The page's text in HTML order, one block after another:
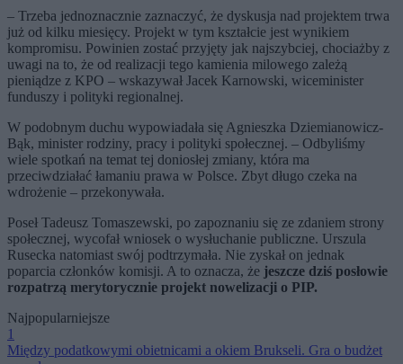
– Trzeba jednoznacznie zaznaczyć, że dyskusja nad projektem trwa
już od kilku miesięcy. Projekt w tym kształcie jest wynikiem
kompromisu. Powinien zostać przyjęty jak najszybciej, chociażby z
uwagi na to, że od realizacji tego kamienia milowego zależą
pieniądze z KPO – wskazywał Jacek Karnowski, wiceminister
funduszy i polityki regionalnej.
W podobnym duchu wypowiadała się Agnieszka Dziemianowicz-
Bąk, minister rodziny, pracy i polityki społecznej. – Odbyliśmy
wiele spotkań na temat tej doniosłej zmiany, która ma
przeciwdziałać łamaniu prawa w Polsce. Zbyt długo czeka na
wdrożenie – przekonywała.
Poseł Tadeusz Tomaszewski, po zapoznaniu się ze zdaniem strony
społecznej, wycofał wniosek o wysłuchanie publiczne. Urszula
Rusecka natomiast swój podtrzymała. Nie zyskał on jednak
poparcia członków komisji. A to oznacza, że jeszcze dziś posłowie
rozpatrzą merytorycznie projekt nowelizacji o PIP.
Najpopularniejsze
1
Między podatkowymi obietnicami a okiem Brukseli. Gra o budżet